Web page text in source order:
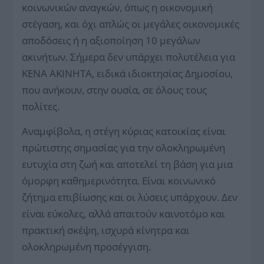
κοινωνικών αναγκών, όπως η οικονομική
στέγαση, και όχι απλώς οι μεγάλες οικονομικές
αποδόσεις ή η αξιοποίηση 10 μεγάλων
ακινήτων. Σήμερα δεν υπάρχει πολυτέλεια για
ΚΕΝΑ ΑΚΙΝΗΤΑ, ειδικά ιδιοκτησίας Δημοσίου,
που ανήκουν, στην ουσία, σε όλους τους
πολίτες.
Αναμφίβολα, η στέγη κύριας κατοικίας είναι
πρώτιστης σημασίας για την ολοκληρωμένη
ευτυχία στη ζωή και αποτελεί τη βάση για μια
όμορφη καθημερινότητα. Είναι κοινωνικό
ζήτημα επιβίωσης και οι λύσεις υπάρχουν. Δεν
είναι εύκολες, αλλά απαιτούν καινοτόμο και
πρακτική σκέψη, ισχυρά κίνητρα και
ολοκληρωμένη προσέγγιση.